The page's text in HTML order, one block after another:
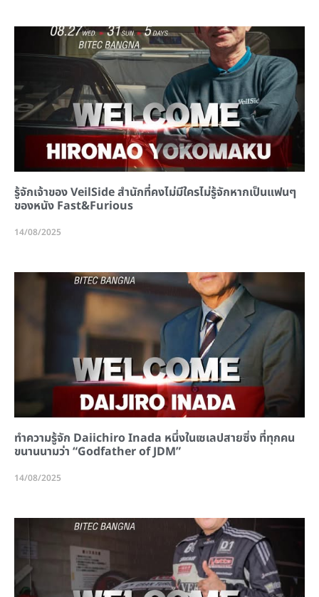
รู้จักเจ้าของ VeilSide สำนักที่คงไม่มีใครไม่รู้จักหากเป็นแฟนๆ
ของหนัง Fast&Furious
14/08/2025
ทำความรู้จัก Daiichiro Inada หนึ่งในเซเลปสายซิ่ง ที่ทุกคน
ขนานนามว่า “Godfather of JDM”
14/08/2025